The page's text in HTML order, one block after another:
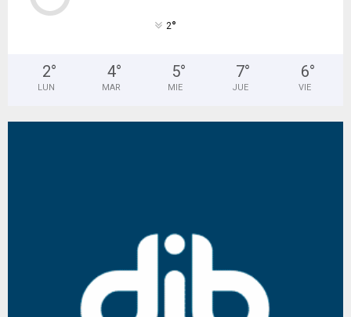
2°
2°
LUN
4°
MAR
5°
MIE
7°
JUE
6°
VIE